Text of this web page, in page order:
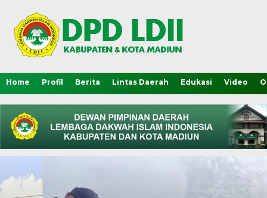
Home Profil Berita Lintas Daerah Edukasi Video